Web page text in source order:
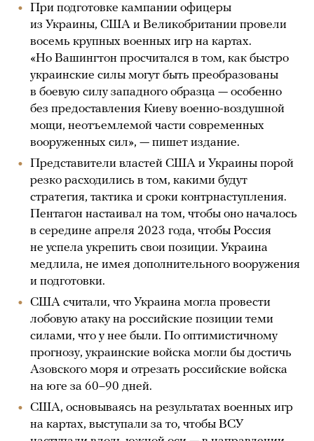
При подготовке кампании офицеры
из Украины, США и Великобритании провели
восемь крупных военных игр на картах.
«Но Вашингтон просчитался в том, как быстро
украинские силы могут быть преобразованы
в боевую силу западного образца — особенно
без предоставления Киеву военно-воздушной
мощи, неотъемлемой части современных
вооруженных сил», — пишет издание.
Представители властей США и Украины порой
резко расходились в том, какими будут
стратегия, тактика и сроки контрнаступления.
Пентагон настаивал на том, чтобы оно началось
в середине апреля 2023 года, чтобы Россия
не успела укрепить свои позиции. Украина
медлила, не имея дополнительного вооружения
и подготовки.
США считали, что Украина могла провести
лобовую атаку на российские позиции теми
силами, что у нее были. По оптимистичному
прогнозу, украинские войска могли бы достичь
Азовского моря и отрезать российские войска
на юге за 60–90 дней.
США, основываясь на результатах военных игр
на картах, выступали за то, чтобы ВСУ